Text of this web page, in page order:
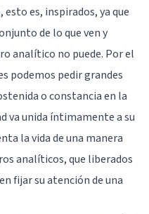
es, inspirados, ya que
de lo que ven y
analítico no puede. Por el
podemos pedir grandes
o constancia en la
va unida íntimamente a su
la vida de una manera
analíticos, que liberados
fijar su atención de una